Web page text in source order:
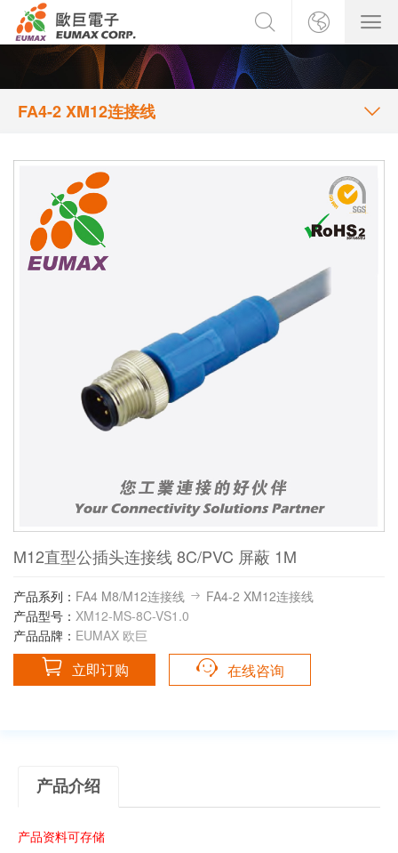
FA4-2 XM12连接线
M12直型公插头连接线 8C/PVC 屏蔽 1M
产品系列： FA4 M8/M12连接线
FA4-2 XM12连接线
产品型号： XM12-MS-8C-VS1.0
产品品牌： EUMAX 欧巨
立即订购 在线咨询
产品介绍
产品资料可存储